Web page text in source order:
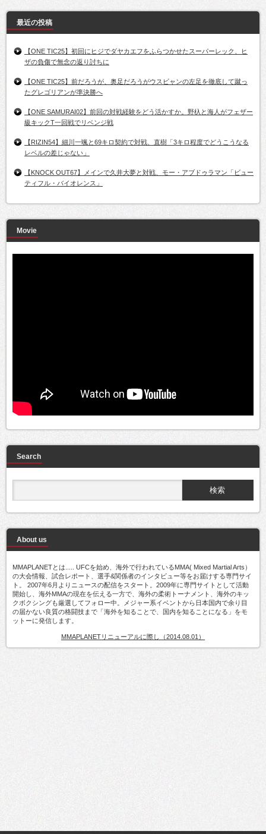
最近の投稿
【ONE TIC25】初回にヒジでダヤカエフをふらつかせたスーパーレック、ヒ
ザの負傷で無念の返り討ちに
【ONE TIC25】前だろうが、奥足だろうがウスビャンの左足を徹底して蹴っ
たグレゴリアンが準決勝へ
【ONE SAMURAI02】前回の対戦経験をどう活かすか。野杁と海人がフェザー
級キックT一回戦でリベンジ戦
【RIZIN54】細川一颯と69キロ契約で対戦、直樹「3キロ程度でどうこうなる
レベルの差じゃない」
【KNOCK OUT67】メインで久井大夢と対戦、モー・アブドゥラマン「ビュー
ティフル・バイオレンス」
Movie
Search
About us
MMAPLANETとは..... UFCを始め、海外で行われているMMA( Mixed Martial Arts）
の大会情報、試合レポート、選手&関係者のインタビュー等をお届けする専門サイ
ト。 2007年6月よりニュースの配信をスタート。2009年に専門サイトとして活動
開始し、海外MMAの現在を伝える一方で、海外の柔術トーナメント、海外のキッ
クボクシングも厳選してフォロー中。メジャー系イベントから日本国内で余り目
の届かない良質の格闘技まで「海外を知ることで、国内を知ることになる」をモ
ットーに発信します。
MMAPLANETリニューアルに際し（2014.08.01）